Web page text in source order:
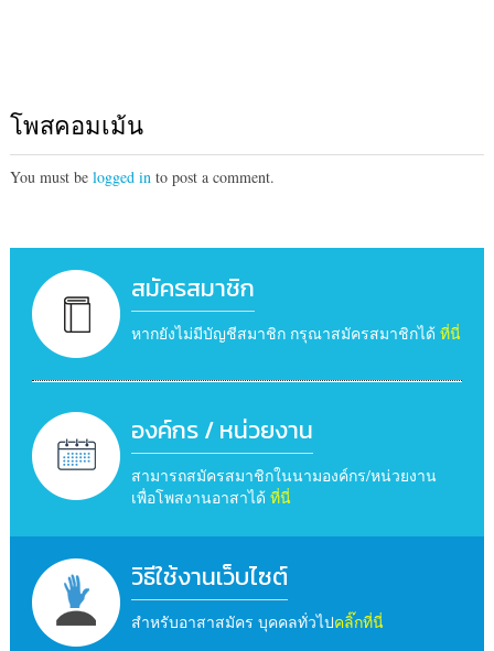
โพสคอมเม้น
You must be logged into post a comment.
สมัครสมาชิก
หากยังไม่มีบัญชีสมาชิก กรุณาสมัครสมาชิกได้ ที่นี่
องค์กร / หน่วยงาน
สามารถสมัครสมาชิกในนามองค์กร/หน่วยงาน
เพื่อโพสงานอาสาได้ ที่นี่
วิธีใช้งานเว็บไซต์
สำหรับอาสาสมัคร บุคคลทั่วไปคลิ๊กที่นี่